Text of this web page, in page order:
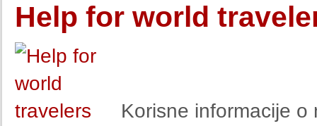
Help for world
Korisne informacije